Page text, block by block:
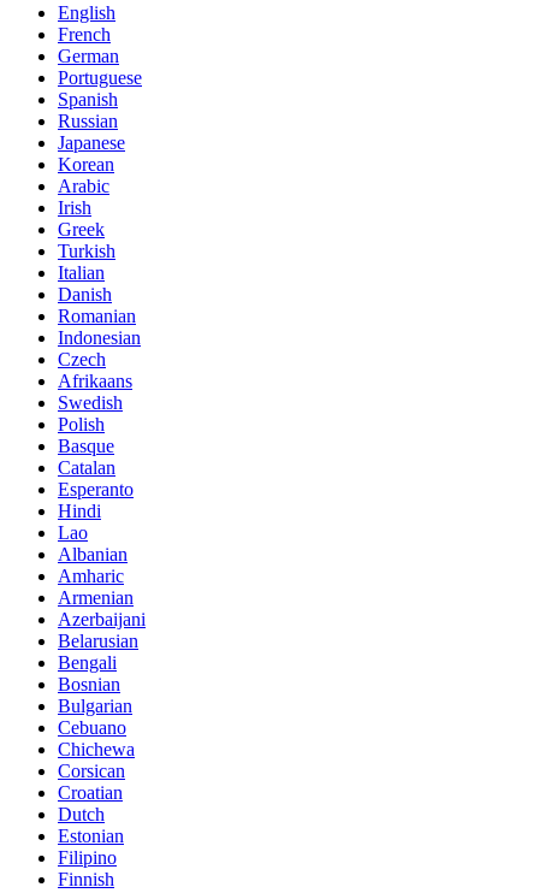
English
French
German
Portuguese
Spanish
Russian
Japanese
Korean
Arabic
Irish
Greek
Turkish
Italian
Danish
Romanian
Indonesian
Czech
Afrikaans
Swedish
Polish
Basque
Catalan
Esperanto
Hindi
Lao
Albanian
Amharic
Armenian
Azerbaijani
Belarusian
Bengali
Bosnian
Bulgarian
Cebuano
Chichewa
Corsican
Croatian
Dutch
Estonian
Filipino
Finnish